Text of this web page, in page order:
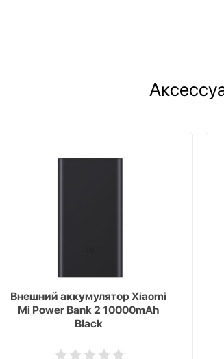
Внешний аккумулятор Xiaomi
Mi Power Bank 2 10000mAh
Black